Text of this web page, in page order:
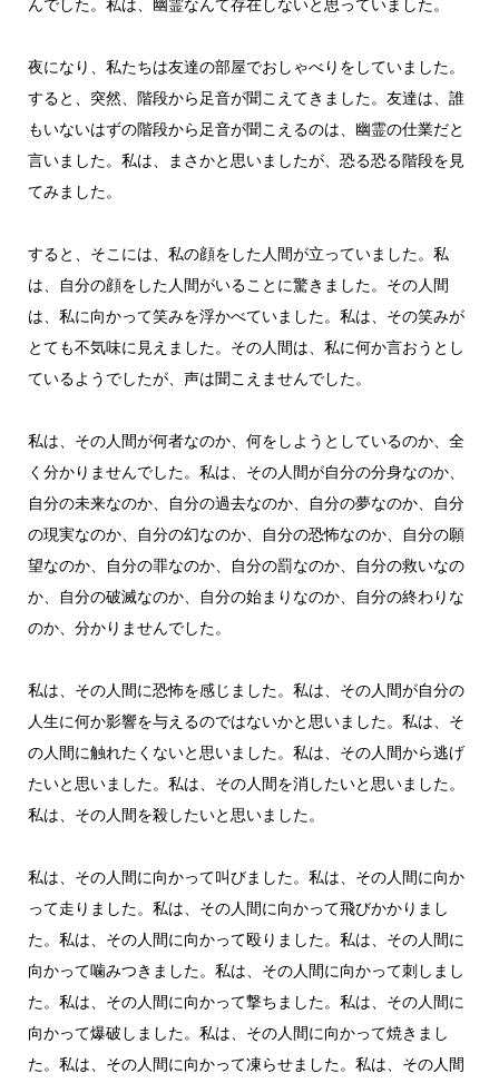
夜になり、私たちは友達の部屋でおしゃべりをしていました。
すると、突然、階段から足音が聞こえてきました。友達は、誰
もいないはずの階段から足音が聞こえるのは、幽霊の仕業だと
言いました。私は、まさかと思いましたが、恐る恐る階段を見
てみました。
すると、そこには、私の顔をした人間が立っていました。私
は、自分の顔をした人間がいることに驚きました。その人間
は、私に向かって笑みを浮かべていました。私は、その笑みが
とても不気味に見えました。その人間は、私に何か言おうとし
ているようでしたが、声は聞こえませんでした。
私は、その人間が何者なのか、何をしようとしているのか、全
く分かりませんでした。私は、その人間が自分の分身なのか、
自分の未来なのか、自分の過去なのか、自分の夢なのか、自分
の現実なのか、自分の幻なのか、自分の恐怖なのか、自分の願
望なのか、自分の罪なのか、自分の罰なのか、自分の救いなの
か、自分の破滅なのか、自分の始まりなのか、自分の終わりな
のか、分かりませんでした。
私は、その人間に恐怖を感じました。私は、その人間が自分の
人生に何か影響を与えるのではないかと思いました。私は、そ
の人間に触れたくないと思いました。私は、その人間から逃げ
たいと思いました。私は、その人間を消したいと思いました。
私は、その人間を殺したいと思いました。
私は、その人間に向かって叫びました。私は、その人間に向か
って走りました。私は、その人間に向かって飛びかかりまし
た。私は、その人間に向かって殴りました。私は、その人間に
向かって噛みつきました。私は、その人間に向かって刺しまし
た。私は、その人間に向かって撃ちました。私は、その人間に
向かって爆破しました。私は、その人間に向かって焼きまし
た。私は、その人間に向かって凍らせました。私は、その人間